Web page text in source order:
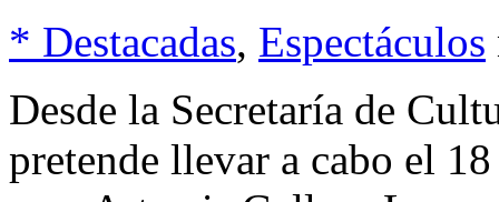
* Destacadas, Espectáculos
Desde la Secretaría de
pretende llevar a cabo el